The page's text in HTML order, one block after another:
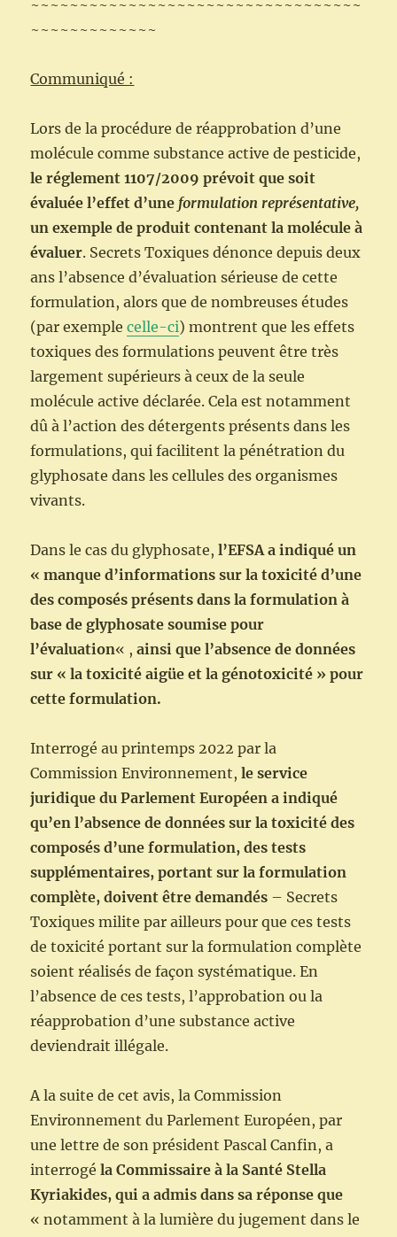
~~~~~~~~~~~~~~~~~~~~~~~~~~~~~~~~~~
~~~~~~~~~~~~~
Communiqué :
Lors de la procédure de réapprobation d’une
molécule comme substance active de pesticide,
le réglement 1107/2009 prévoit que soit
évaluée l’effet d’une formulation représentative,
un exemple de produit contenant la molécule à
évaluer. Secrets Toxiques dénonce depuis deux
ans l’absence d’évaluation sérieuse de cette
formulation, alors que de nombreuses études
(par exemplecelle-ci) montrent que les effets
toxiques des formulations peuvent être très
largement supérieurs à ceux de la seule
molécule active déclarée. Cela est notamment
dû à l’action des détergents présents dans les
formulations, qui facilitent la pénétration du
glyphosate dans les cellules des organismes
vivants.
Dans le cas du glyphosate,l’EFSA a indiqué un
« manque d’informations sur la toxicité d’une
des composés présents dans la formulation à
base de glyphosate soumise pour
l’évaluation« , ainsi que l’absence de données
sur « la toxicité aigüe et la génotoxicité » pour
cette formulation.
Interrogé au printemps 2022 par la
Commission Environnement,le service
juridique du Parlement Européen a indiqué
qu’en l’absence de données sur la toxicité des
composés d’une formulation, des tests
supplémentaires, portant sur la formulation
complète, doivent être demandés – Secrets
Toxiques milite par ailleurs pour que ces tests
de toxicité portant sur la formulation complète
soient réalisés de façon systématique. En
l’absence de ces tests, l’approbation ou la
réapprobation d’une substance active
deviendrait illégale.
A la suite de cet avis, la Commission
Environnement du Parlement Européen, par
une lettre de son président Pascal Canfin, a
interrogéla Commissaire à la Santé Stella
Kyriakides, qui a admis dans sa réponse que
« notamment à la lumière du jugement dans le